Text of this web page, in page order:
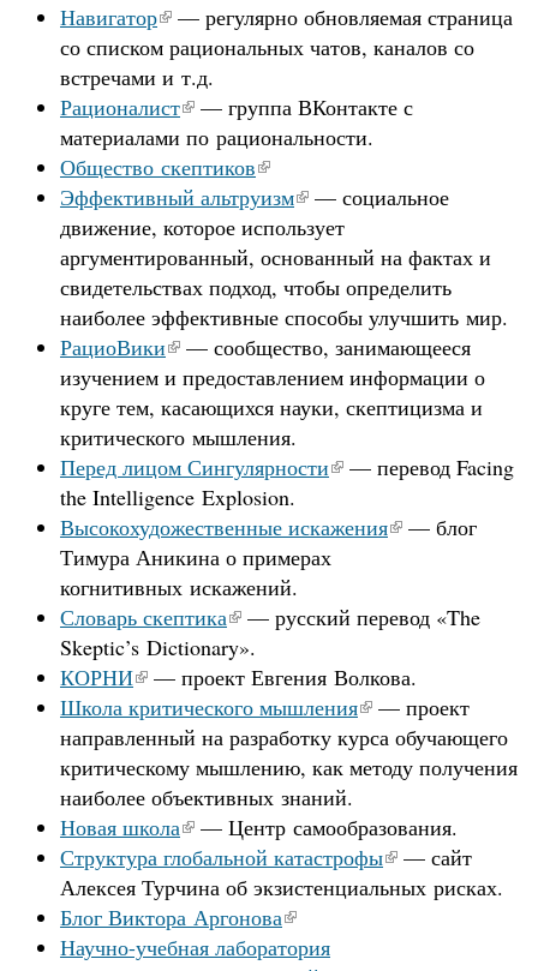
Навигатор
— регулярно обновляемая страница
со списком рациональных чатов, каналов со
встречами и т.д.
Рационалист
— группа ВКонтакте с
материалами по рациональности.
Общество скептиков
Эффективный альтруизм
— социальное
движение, которое использует
аргументированный, основанный на фактах и
свидетельствах подход, чтобы определить
наиболее эффективные способы улучшить мир.
РациоВики
— сообщество, занимающееся
изучением и предоставлением информации о
круге тем, касающихся науки, скептицизма и
критического мышления.
Перед лицом Сингулярности
— перевод Facing
the Intelligence Explosion.
Высокохудожественные искажения
— блог
Тимура Аникина о примерах
когнитивных искажений.
Словарь скептика
— русский перевод «The
Skeptic’s Dictionary».
КОРНИ
— проект Евгения Волкова.
Школа критического мышления
— проект
направленный на разработку курса обучающего
критическому мышлению, как методу получения
наиболее объективных знаний.
Новая школа
— Центр самообразования.
Структура глобальной катастрофы
— сайт
Алексея Турчина об экзистенциальных рисках.
Блог Виктора Аргонова
Научно-учебная лаборатория